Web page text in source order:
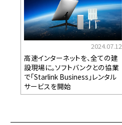
2024.07.12
高速インターネットを、全ての建
設現場に。ソフトバンクとの協業
で「Starlink Business」レンタル
サービスを開始